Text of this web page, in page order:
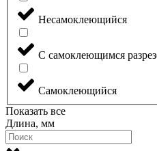
Несамоклеющийся
С самоклеющимся
Самоклеющийся
Показать все
Длина, мм